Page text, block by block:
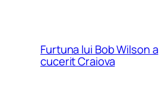
Furtuna lui Bob Wilson a
cucerit Craiova